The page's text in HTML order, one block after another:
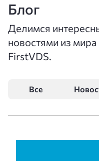
Блог
Делимся
новостями из мира
FirstVDS.
Все